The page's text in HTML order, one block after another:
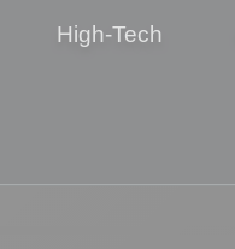
High-Tech